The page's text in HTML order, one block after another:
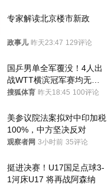
专家解读北京楼市新政
政事儿 昨天23:47 129评论
国乒男单全军覆没！4人出
战WTT横滨冠军赛均无缘
八强
搜狐体育 昨天18:45 100评论
美参议院法案拟对中印加税
100%，中方坚决反对
观察者网 3小时前 35评论
挺进决赛！U17国足点球3-
1河床U17 将再战阿森纳